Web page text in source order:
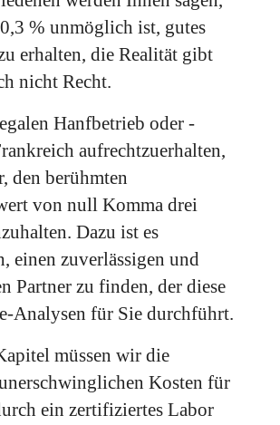
0,3 % unmöglich ist, gutes
erhalten, die Realität gibt
nicht Recht.
Hanfbetrieb oder -
aufrechtzuerhalten,
den berühmten
von null Komma drei
Dazu ist es
einen zuverlässigen und
Partner zu finden, der diese
Analysen für Sie durchführt.
müssen wir die
Kosten für
ein zertifiziertes Labor